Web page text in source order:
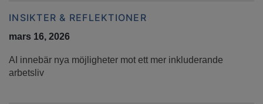
INSIKTER & REFLEKTIONER
mars 16, 2026
AI innebär nya möjligheter mot ett mer inkluderande
arbetsliv